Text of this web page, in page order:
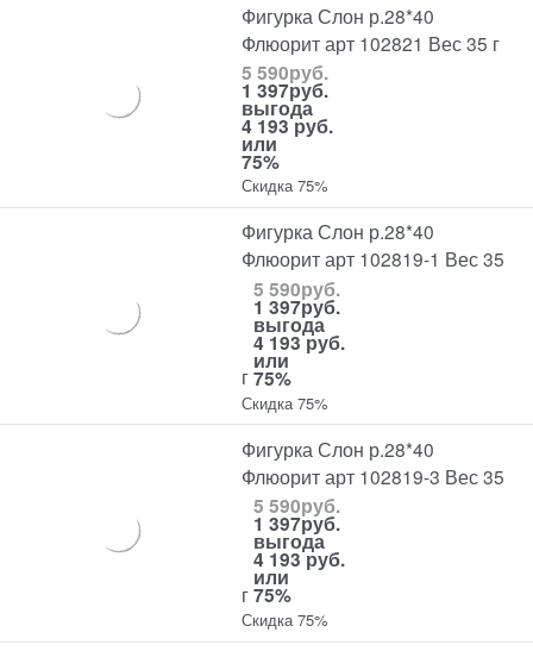
Фигурка Слон р.28*40
Флюорит арт 102821 Вес 35 г
5 590руб.
1 397руб.
выгода
4 193 руб.
или
75%
Скидка 75%
Фигурка Слон р.28*40
Флюорит арт 102819-1 Вес 35
г
5 590руб.
1 397руб.
выгода
4 193 руб.
или
75%
Скидка 75%
Фигурка Слон р.28*40
Флюорит арт 102819-3 Вес 35
г
5 590руб.
1 397руб.
выгода
4 193 руб.
или
75%
Скидка 75%